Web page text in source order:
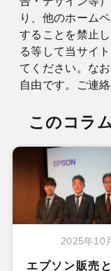
り、他のホーム
することを禁止
る等して当サイ
てください。な
自由です。ご連
このコラ
2025年10
エプソン販売